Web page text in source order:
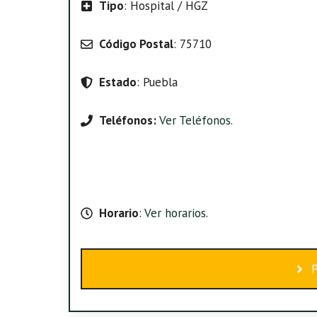
Tipo: Hospital / HGZ
Código Postal: 75710
Estado: Puebla
Teléfonos:Ver Teléfonos.
Horario: Ver horarios.